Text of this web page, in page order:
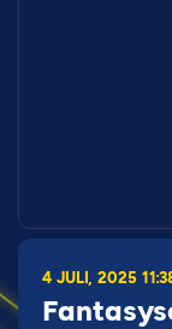
4 JULI, 2025